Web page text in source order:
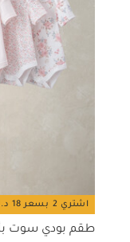
اشتري 2 بسعر 18 د.ك